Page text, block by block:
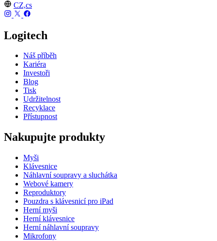
CZ,cs
Logitech
Náš příběh
Kariéra
Investoři
Blog
Tisk
Udržitelnost
Recyklace
Přístupnost
Nakupujte produkty
Myši
Klávesnice
Náhlavní soupravy a sluchátka
Webové kamery
Reproduktory
Pouzdra s klávesnicí pro iPad
Herní myši
Herní klávesnice
Herní náhlavní soupravy
Mikrofony